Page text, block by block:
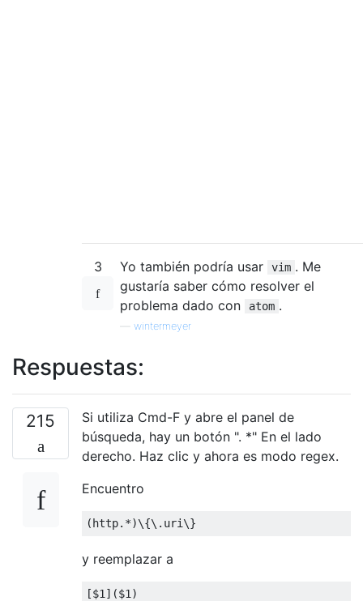
3 Yo también podría usar vim . Me
gustaría saber cómo resolver el
problema dado con
atom .
wintermeyer
Respuestas:
215
Si utiliza Cmd-F y abre el panel de
búsqueda, hay un botón ". *" En el lado
derecho. Haz clic y ahora es modo regex.
Encuentro
(http.*)\{\.uri\}
y reemplazar a
[$1 ]($1 )